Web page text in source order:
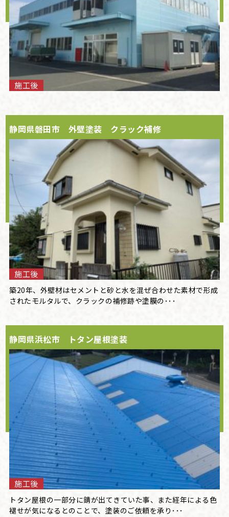
施工後
静岡県磐田市 外壁塗装 クラック補修
施工後
築20年、外壁材はセメントと砂と水を混ぜ合わせた素材で形成
されたモルタルで、クラックの補修跡や塗膜の･･･
静岡県浜松市 トタン屋根塗装
施工後
トタン屋根の一部分に錆が出てきていた事、また経年による色
褪せが気になるとのことで、塗装のご依頼を承り･･･